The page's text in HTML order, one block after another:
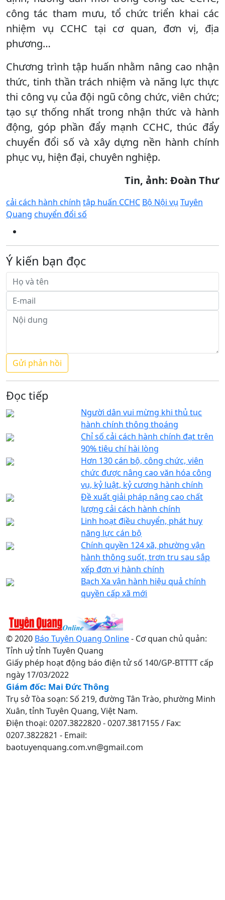
công tác tham mưu, tổ chức triển khai các
nhiệm vụ CCHC tại cơ quan, đơn vị, địa
phương…
Chương trình tập huấn nhằm nâng cao nhận
thức, tinh thần trách nhiệm và năng lực thực
thi công vụ của đội ngũ công chức, viên chức;
tạo sự thống nhất trong nhận thức và hành
động, góp phần đẩy mạnh CCHC, thúc đẩy
chuyển đổi số và xây dựng nền hành chính
phục vụ, hiện đại, chuyên nghiệp.
Tin, ảnh: Đoàn Thư
cải cách hành chính tập huấn CCHC Bộ Nội vụ Tuyên
Quang chuyển đổi số
Ý kiến bạn đọc
Đọc tiếp
Người dân vui mừng khi thủ tục
hành chính thông thoáng
Chỉ số cải cách hành chính đạt trên
90% tiêu chí hài lòng
Hơn 130 cán bộ, công chức, viên
chức được nâng cao văn hóa công
vụ, kỷ luật, kỷ cương hành chính
Đề xuất giải pháp nâng cao chất
lượng cải cách hành chính
Linh hoạt điều chuyển, phát huy
năng lực cán bộ
Chính quyền 124 xã, phường vận
hành thông suốt, trơn tru sau sắp
xếp đơn vị hành chính
Bạch Xa vận hành hiệu quả chính
quyền cấp xã mới
© 2020 Báo Tuyên Quang Online- Cơ quan chủ quản:
Tỉnh uỷ tỉnh Tuyên Quang
Giấy phép hoạt động báo điện tử số 140/GP-BTTTT cấp
ngày 17/03/2022
Giám đốc: Mai Đức Thông
Trụ sở Tòa soạn: Số 219, đường Tân Trào, phường Minh
Xuân, tỉnh Tuyên Quang, Việt Nam.
Điện thoại: 0207.3822820 - 0207.3817155 / Fax:
0207.3822821 - Email:
baotuyenquang.com.vn@gmail.com